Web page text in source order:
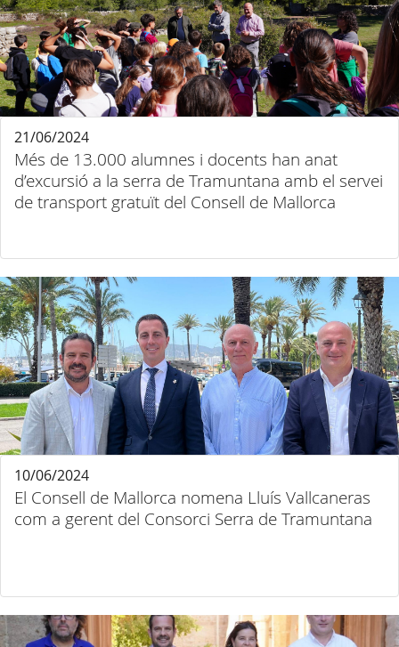
Més de 13.000 alumnes i docents han anat
d’excursió a la serra de Tramuntana amb el servei
de transport gratuït del Consell de Mallorca
21/06/2024
El Consell de Mallorca nomena Lluís Vallcaneras
com a gerent del Consorci Serra de Tramuntana
10/06/2024